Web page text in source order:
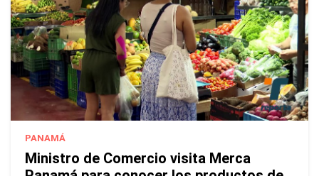
PANAMÁ
Ministro de Comercio visita Merca